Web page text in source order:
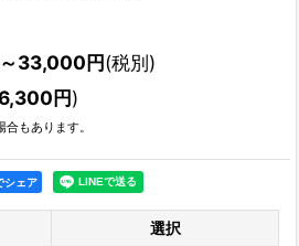
～33,000円(税別)
円)
もあります。
シェア
選択